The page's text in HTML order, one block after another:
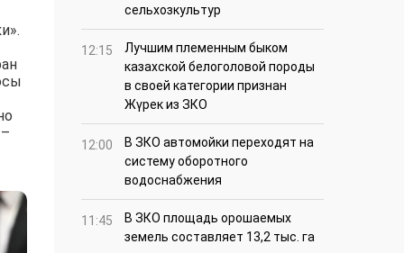
сельхозкультур
12:15
Лучшим племенным быком
казахской белоголовой породы
в своей категории признан
Жүрек из ЗКО
12:00
В ЗКО автомойки переходят на
систему оборотного
водоснабжения
11:45
В ЗКО площадь орошаемых
земель составляет 13,2 тыс. га